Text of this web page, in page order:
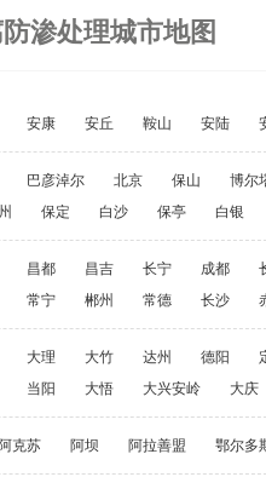
渗处理城市地图
安康 安丘 鞍山 安陆
巴彦淖尔 北京 保山 博尔
保定 白沙 保亭 白银
昌都 昌吉 长宁 成都
常宁 郴州 常德 长沙
大理 大竹 达州 德阳
当阳 大悟 大兴安岭 大庆
阿克苏 阿坝 阿拉善盟 鄂尔多